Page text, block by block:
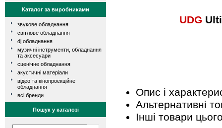
Каталог за виробниками
звукове обладнання
світлове обладнання
dj обладнання
музичні інструменти, обладнання
та аксесуари
сценічне обладнання
акустичні матеріали
відео та кінопроекційне
обладнання
всі бренди
Пошук у каталозі
UDG
Опис і
Альтернативні
Інші товари